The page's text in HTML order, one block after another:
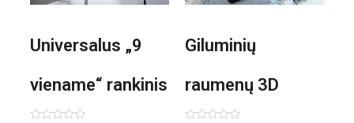
Universalus „9
viename“ rankinis
Giluminių
raumenų 3D